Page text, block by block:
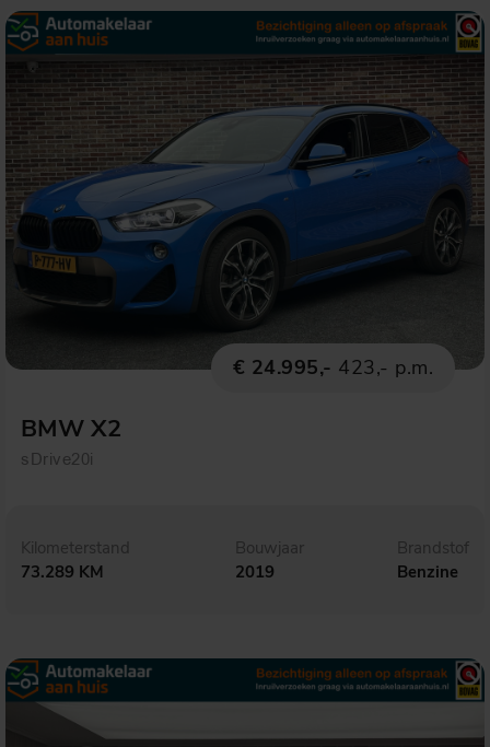
€ 24.995,- 423,- p.m.
BMW X2
sDrive20i
Kilometerstand
73.289 KM
Bouwjaar
2019
Brandstof
Benzine